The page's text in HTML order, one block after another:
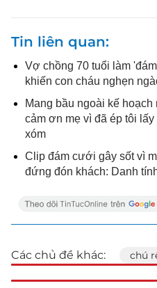
Tin liên quan
Vợ chồng 70 tuổi làm
khiến con cháu nghẹn
Mang bầu ngoài kế
cảm ơn mẹ vì đã ép tôi
xóm
Clip đám cưới gây sốt vì
đứng đón khách: Danh
Các chủ đề khác: chú